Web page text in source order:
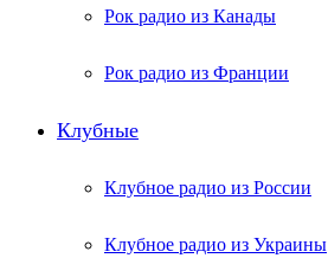
Рок радио из Канады
Рок радио из Франции
Клубные
Клубное радио из России
Клубное радио из Украины